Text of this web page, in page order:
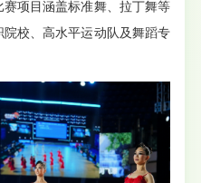
赛项目涵盖标准舞、拉丁舞等
校、高水平运动队及舞蹈专